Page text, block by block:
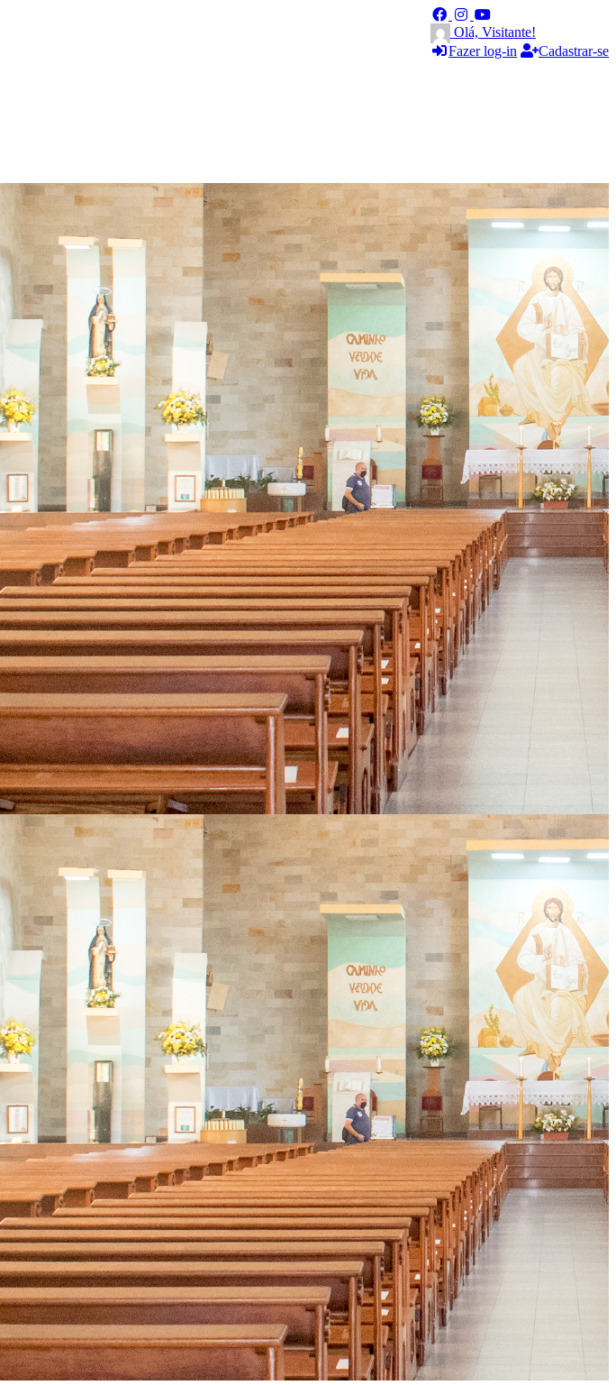
Olá, Visitante!
Fazer log-in
Cadastrar-se